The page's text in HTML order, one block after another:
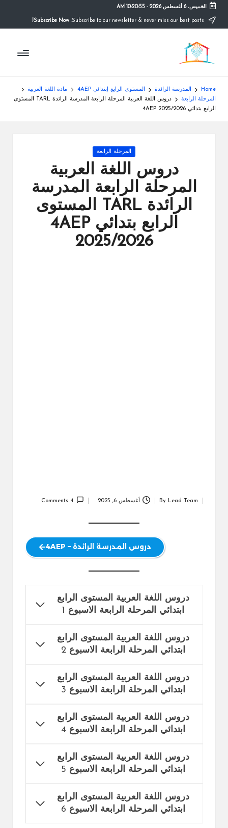
content
الخميس، 6 أغسطس 2026 -
10:20:55 AM
Subscribe Now!
م
و
ق
ع
التعليم
الصريح
Home المدرسة الرائدة المستوى الرابع إبتدائي 4AEP
مادة اللغة العربية
المرحلة الرابعة
دروس اللغة العربية المرحلة الرابعة المدرسة الرائدة TARL المستوى
الرابع بتدائي 4AEP 2025/2026
Posted
المرحلة الرابعة
دروس اللغة العربية
المرحلة الرابعة المدرسة
الرائدة TARL المستوى
الرابع بتدائي 4AEP
2025/2026
By Lead Team أغسطس 6, 2025 4 Comments
دروس المدرسة الرائدة – 4AEP
دروس اللغة العربية المستوى الرابع
ابتدائي المرحلة الرابعة الاسبوع 1
دروس اللغة العربية المستوى الرابع
ابتدائي المرحلة الرابعة الاسبوع2
دروس اللغة العربية المستوى الرابع
ابتدائي المرحلة الرابعة الاسبوع 3
دروس اللغة العربية المستوى الرابع
ابتدائي المرحلة الرابعة الاسبوع4
دروس اللغة العربية المستوى الرابع
ابتدائي المرحلة الرابعة الاسبوع 5
دروس اللغة العربية المستوى الرابع
ابتدائي المرحلة الرابعة الاسبوع 6